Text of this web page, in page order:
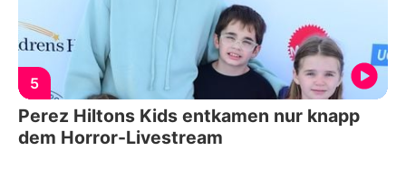
5
Perez Hiltons Kids entkamen nur knapp
dem Horror-Livestream